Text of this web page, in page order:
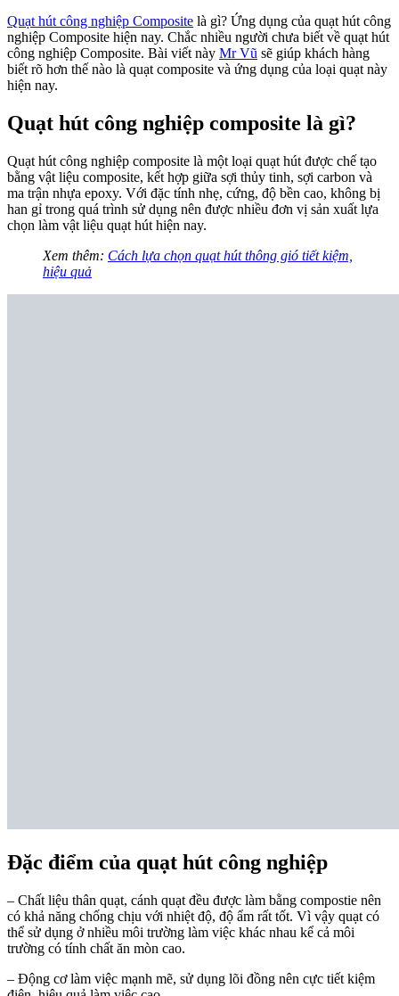
Quạt hút công nghiệp Composite là gì? Ứng dụng của quạt hút công
nghiệp Composite hiện nay. Chắc nhiều người chưa biết về quạt hút
công nghiệp Composite. Bài viết này Mr Vũ sẽ giúp khách hàng
biết rõ hơn thế nào là quạt composite và ứng dụng của loại quạt này
hiện nay.
Quạt hút công nghiệp composite là gì?
Quạt hút công nghiệp composite là một loại quạt hút được chế tạo
bằng vật liệu composite, kết hợp giữa sợi thủy tinh, sợi carbon và
ma trận nhựa epoxy. Với đặc tính nhẹ, cứng, độ bền cao, không bị
han gỉ trong quá trình sử dụng nên được nhiều đơn vị sản xuất lựa
chọn làm vật liệu quạt hút hiện nay.
Xem thêm: Cách lựa chọn quạt hút thông gió tiết kiệm,
hiệu quả
Đặc điểm của quạt hút công nghiệp
– Chất liệu thân quạt, cánh quạt đều được làm bằng compostie nên
có khả năng chống chịu với nhiệt độ, độ ẩm rất tốt. Vì vậy quạt có
thể sử dụng ở nhiều môi trường làm việc khác nhau kể cả môi
trường có tính chất ăn mòn cao.
– Động cơ làm việc mạnh mẽ, sử dụng lõi đồng nên cực tiết kiệm